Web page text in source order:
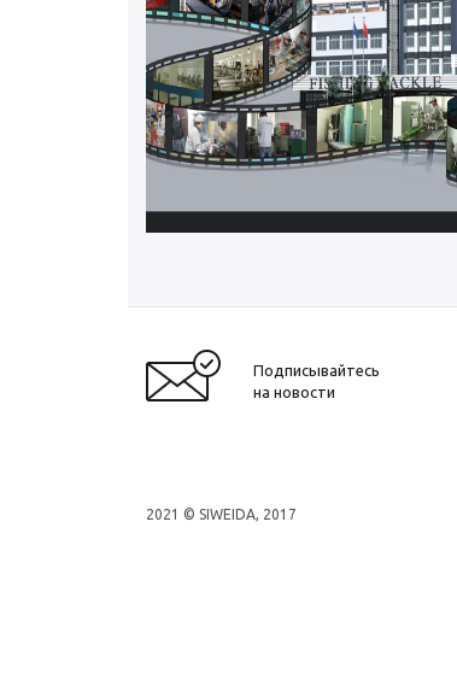
Подписывайтесь
на новости
2021 © SIWEIDA, 2017